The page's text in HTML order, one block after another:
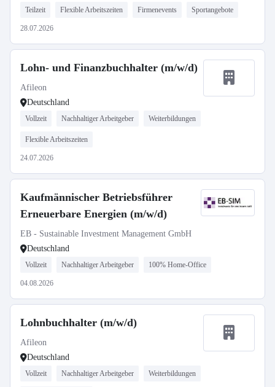
Teilzeit Flexible Arbeitszeiten Firmenevents Sportangebote
28.07.2026
Lohn- und Finanzbuchhalter (m/w/d)
Afileon
Deutschland
Vollzeit Nachhaltiger Arbeitgeber Weiterbildungen
Flexible Arbeitszeiten
24.07.2026
Kaufmännischer Betriebsführer
Erneuerbare Energien (m/w/d)
EB - Sustainable Investment Management GmbH
Deutschland
Vollzeit Nachhaltiger Arbeitgeber 100% Home-Office
04.08.2026
Lohnbuchhalter (m/w/d)
Afileon
Deutschland
Vollzeit Nachhaltiger Arbeitgeber Weiterbildungen